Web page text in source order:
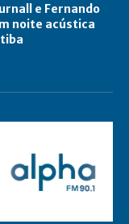
e Fernando
noite acústica